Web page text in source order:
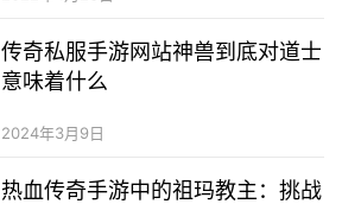
传奇私服手游网站神兽到底对道士
意味着什么
2024年3月9日
热血传奇手游中的祖玛教主：挑战